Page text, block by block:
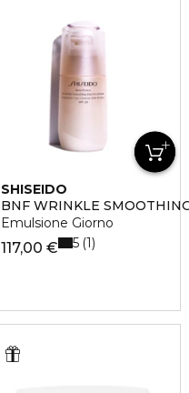
SHISEIDO
BNF WRINKLE
Emulsione Giorno
117,00 € 5 1